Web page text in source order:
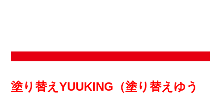
塗り替えYUUKING（塗り替えゆう